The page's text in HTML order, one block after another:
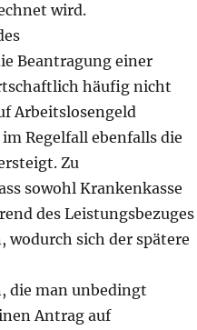
wird.
Beantragung einer
häufig nicht
Arbeitslosengeld
Regelfall ebenfalls die
Zu
sowohl Krankenkasse
des Leistungsbezuges
wodurch sich der spätere
die man unbedingt
Antrag auf